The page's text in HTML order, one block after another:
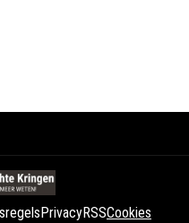
PrivacyRSSCookies